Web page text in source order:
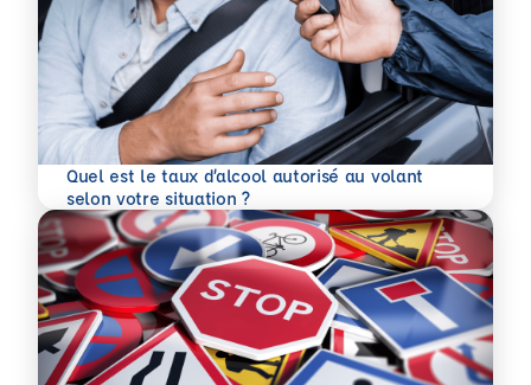
Quel est le taux d’alcool autorisé au volant
selon votre situation ?
En savoir plus